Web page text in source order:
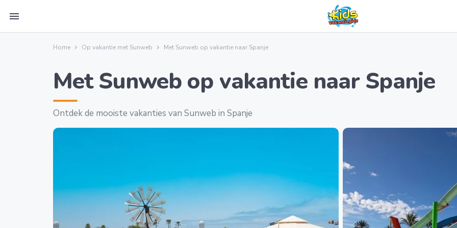
menu
Home Op vakantie met Sunweb Met Sunweb op vakantie naar Spanje
Met Sunweb op vakantie naar Spanje
Ontdek de mooiste vakanties van Sunweb in Spanje